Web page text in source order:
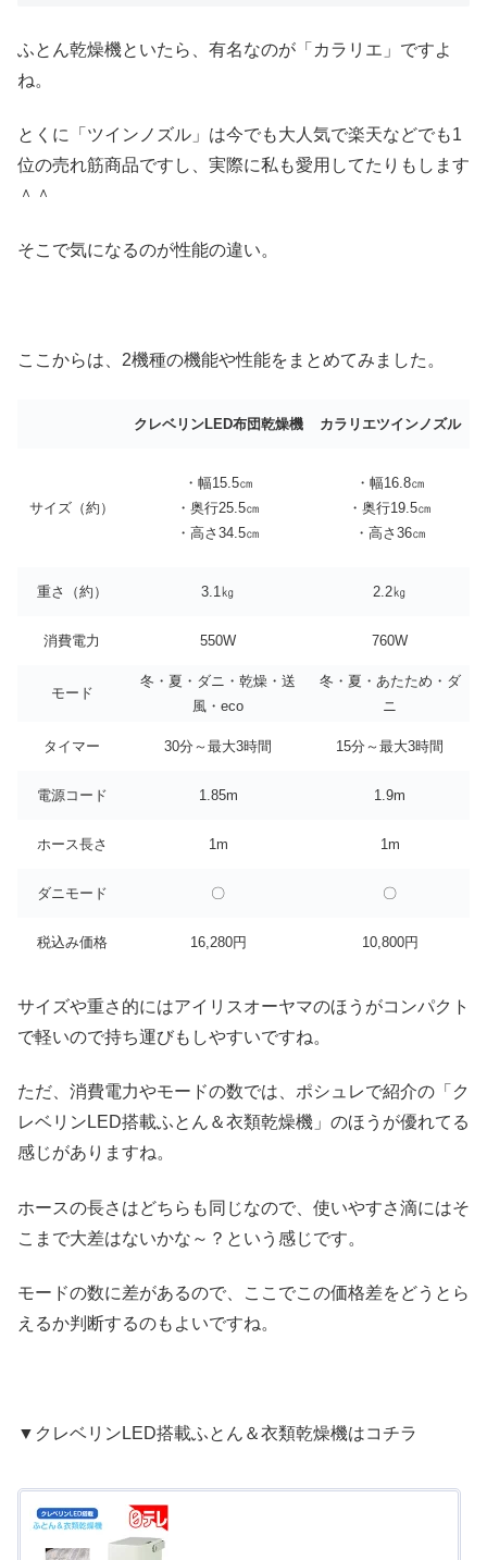
ふとん乾燥機といたら、有名なのが「カラリエ」ですよ
ね。
とくに「ツインノズル」は今でも大人気で楽天などでも1
位の売れ筋商品ですし、実際に私も愛用してたりもします
＾＾
そこで気になるのが性能の違い。
ここからは、2機種の機能や性能をまとめてみました。
クレベリンLED布団乾燥機 カラリエツインノズル
サイズ（約）
・幅15.5㎝
・奥行25.5㎝
・高さ34.5㎝
・幅16.8㎝
・奥行19.5㎝
・高さ36㎝
重さ（約） 3.1㎏ 2.2㎏
消費電力 550W 760W
モード
冬・夏・ダニ・乾燥・送
風・eco
冬・夏・あたため・ダ
ニ
タイマー 30分～最大3時間 15分～最大3時間
電源コード 1.85m 1.9m
ホース長さ 1m 1m
ダニモード 〇 〇
税込み価格 16,280円 10,800円
サイズや重さ的にはアイリスオーヤマのほうがコンパクト
で軽いので持ち運びもしやすいですね。
ただ、消費電力やモードの数では、ポシュレで紹介の「ク
レベリンLED搭載ふとん＆衣類乾燥機」のほうが優れてる
感じがありますね。
ホースの長さはどちらも同じなので、使いやすさ滴にはそ
こまで大差はないかな～？という感じです。
モードの数に差があるので、ここでこの価格差をどうとら
えるか判断するのもよいですね。
▼クレベリンLED搭載ふとん＆衣類乾燥機はコチラ